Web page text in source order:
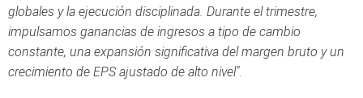
globales y la ejecución disciplinada. Durante el trimestre,
impulsamos ganancias de ingresos a tipo de cambio
constante, una expansión significativa del margen bruto y un
crecimiento de EPS ajustado de alto nivel".